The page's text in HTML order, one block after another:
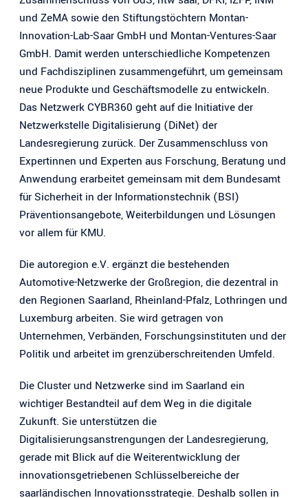
und ZeMA sowie den Stiftungstöchtern Montan-
Innovation-Lab-Saar GmbH und Montan-Ventures-Saar
GmbH. Damit werden unterschiedliche Kompetenzen
und Fachdisziplinen zusammengeführt, um gemeinsam
neue Produkte und Geschäftsmodelle zu entwickeln.
Das Netzwerk CYBR360 geht auf die Initiative der
Netzwerkstelle Digitalisierung (DiNet) der
Landesregierung zurück. Der Zusammenschluss von
Expertinnen und Experten aus Forschung, Beratung und
Anwendung erarbeitet gemeinsam mit dem Bundesamt
für Sicherheit in der Informationstechnik (BSI)
Präventionsangebote, Weiterbildungen und Lösungen
vor allem für KMU.
Die autoregion e.V. ergänzt die bestehenden
Automotive-Netzwerke der Großregion, die dezentral in
den Regionen Saarland, Rheinland-Pfalz, Lothringen und
Luxemburg arbeiten. Sie wird getragen von
Unternehmen, Verbänden, Forschungsinstituten und der
Politik und arbeitet im grenzüberschreitenden Umfeld.
Die Cluster und Netzwerke sind im Saarland ein
wichtiger Bestandteil auf dem Weg in die digitale
Zukunft. Sie unterstützen die
Digitalisierungsanstrengungen der Landesregierung,
gerade mit Blick auf die Weiterentwicklung der
innovationsgetriebenen Schlüsselbereiche der
saarländischen Innovationsstrategie. Deshalb sollen in